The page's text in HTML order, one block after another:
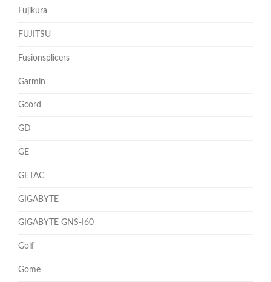
Fujikura
FUJITSU
Fusionsplicers
Garmin
Gcord
GD
GE
GETAC
GIGABYTE
GIGABYTE GNS-I60
Golf
Gome